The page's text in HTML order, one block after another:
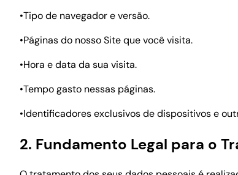
•Tipo de navegador e versão.
•Páginas do nosso Site que você visita.
•Hora e data da sua visita.
•Tempo gasto nessas páginas.
•Identificadores exclusivos de dispositivos e
2. Fundamento Legal para o